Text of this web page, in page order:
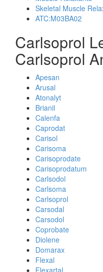
Skeletal Muscle
ATC:M03BA02
Carlsoprol
Carlsoprol
Apesan
Arusal
Atonalyt
Brianil
Calenfa
Caprodat
Carisol
Carisoma
Carisoprodate
Carisoprodatum
Carlsodol
Carlsoma
Carlsoprol
Carsodal
Carsodol
Coprobate
Diolene
Domarax
Flexal
Flexartal